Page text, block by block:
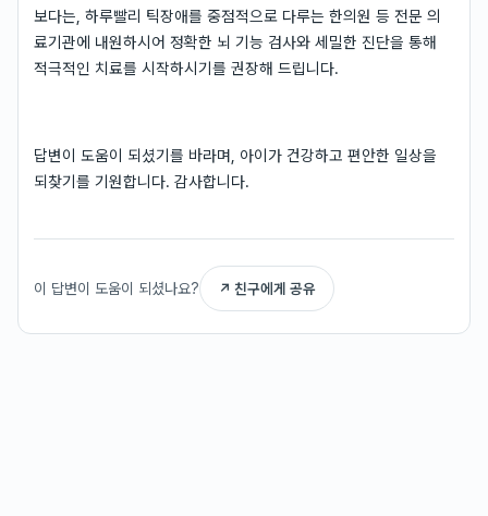
보다는, 하루빨리 틱장애를 중점적으로 다루는 한의원 등 전문 의
료기관에 내원하시어 정확한 뇌 기능 검사와 세밀한 진단을 통해
적극적인 치료를 시작하시기를 권장해 드립니다.
답변이 도움이 되셨기를 바라며, 아이가 건강하고 편안한 일상을
되찾기를 기원합니다. 감사합니다.
이 답변이 도움이 되셨나요? ↗ 친구에게 공유